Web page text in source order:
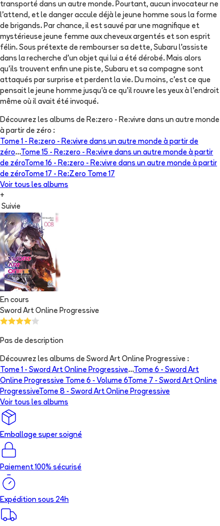
transporté dans un autre monde. Pourtant, aucun invocateur ne
l’attend, et le danger accule déjà le jeune homme sous la forme
de brigands. Par chance, il est sauvé par une magnifique et
mystérieuse jeune femme aux cheveux argentés et son esprit
félin. Sous prétexte de rembourser sa dette, Subaru l’assiste
dans la recherche d’un objet qui lui a été dérobé. Mais alors
qu’ils trouvent enfin une piste, Subaru et sa compagne sont
attaqués par surprise et perdent la vie. Du moins, c’est ce que
pensait le jeune homme jusqu’à ce qu’il rouvre les yeux à l’endroit
même où il avait été invoqué.
Découvrez les albums de Re:zero - Re:vivre dans un autre monde
à partir de zéro :
Tome 1 - Re:zero - Re:vivre dans un autre monde à partir de
zéro...Tome 15 - Re:zero - Re:vivre dans un autre monde à partir
de zéroTome 16 - Re:zero - Re:vivre dans un autre monde à partir
de zéroTome 17 - Re:Zero Tome 17
Voir tous les albums
+
Suivie
En cours
Sword Art Online Progressive
Pas de description
Découvrez les albums de Sword Art Online Progressive :
Tome 1 - Sword Art Online Progressive...Tome 6 - Sword Art
Online Progressive Tome 6 - Volume 6Tome 7 - Sword Art Online
ProgressiveTome 8 - Sword Art Online Progressive
Voir tous les albums
Emballage super soigné
Paiement 100% sécurisé
Expédition sous 24h